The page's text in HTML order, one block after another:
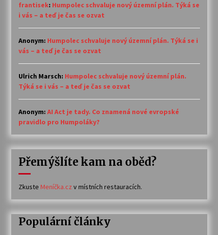
frantisek: Humpolec schvaluje nový územní plán. Týká se
i vás – a teď je čas se ozvat
Anonym: Humpolec schvaluje nový územní plán. Týká se i
vás – a teď je čas se ozvat
Ulrich Marsch: Humpolec schvaluje nový územní plán.
Týká se i vás – a teď je čas se ozvat
Anonym: AI Act je tady. Co znamená nové evropské
pravidlo pro Humpoláky?
Přemýšlíte kam na oběd?
Zkuste Meníčka.cz v místních restauracích.
Populární články